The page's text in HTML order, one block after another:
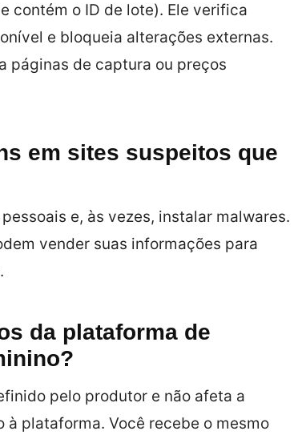
contém o ID de lote). Ele verifica
e bloqueia alterações externas.
páginas de captura ou preços
em sites suspeitos que
e, às vezes, instalar malwares.
vender suas informações para
da plataforma de
pelo produtor e não afeta a
plataforma. Você recebe o mesmo